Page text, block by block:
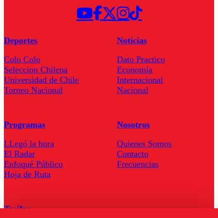
Deportes
Colo Colo
Seleccion Chilena
Universidad de Chile
Torneo Nacional
Noticias
Dato Practico
Economía
Internacional
Nacional
Programas
LLegó la hora
El Radar
Enfoqué Público
Hoja de Ruta
Nosotros
Quienes Somos
Contacto
Frecuencias
Tarifas